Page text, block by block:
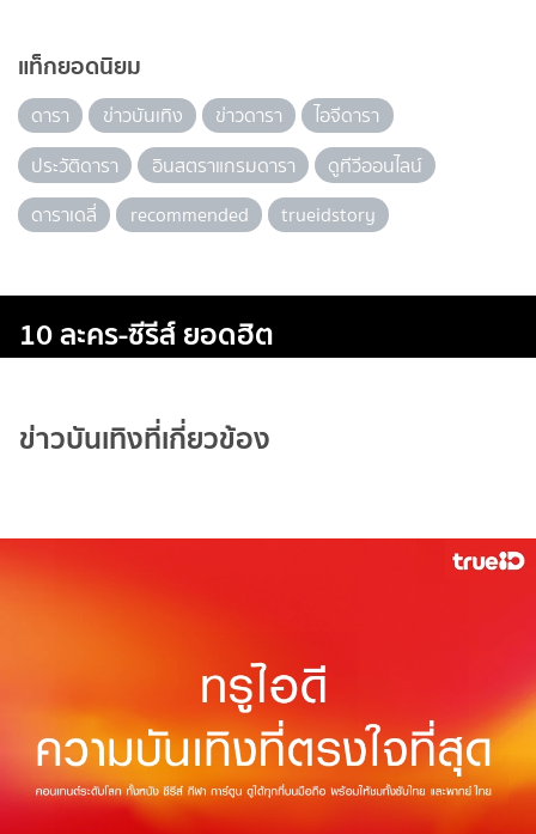
แท็กยอดนิยม
ดารา ข่าวบันเทิง ข่าวดารา
ไอจีดารา
ประวัติดารา
อินสตราแกรมดารา
ดูทีวีออนไลน์
ดาราเดลี่
recommended trueidstory
10 ละคร-ซีรีส์ ยอดฮิต
ข่าวบันเทิงที่เกี่ยวข้อง